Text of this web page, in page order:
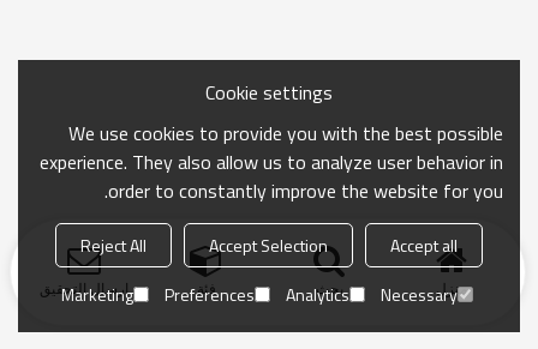
منزل بحث فئة ارسال التحقيق
Cookie settings
We use cookies to provide you with the best possible
experience. They also allow us to analyze user behavior in
order to constantly improve the website for you.
Accept all
Accept Selection
Reject All
Necessary
Analytics
Preferences
Marketing